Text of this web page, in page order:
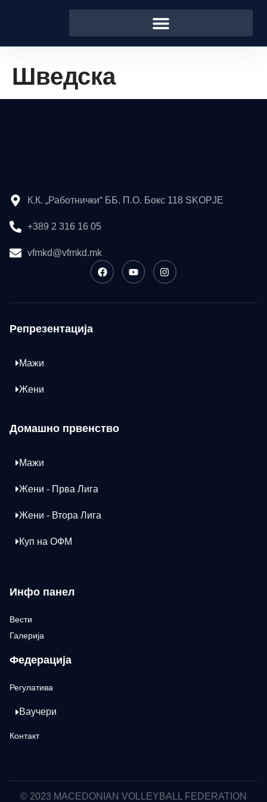
Шведска
К.К. „Работнички“ ББ. П.О. Бокс 118 SKOPJE
+389 2 316 16 05
vfmkd@vfmkd.mk
Репрезентација
Мажи
Жени
Домашно првенство
Мажи
Жени - Прва Лига
Жени - Втора Лига
Куп на ОФМ
Инфо панел
Вести
Галерија
Федерација
Регулатива
Ваучери
Контакт
© 2023 MACEDONIAN VOLLEYBALL FEDERATION